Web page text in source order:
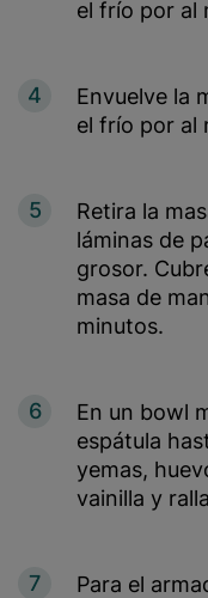
el frío por al
4
Envuelve la
el frío por al
5
Retira la
láminas de
grosor.
masa de
minutos.
6
En un bowl
espátula
yemas,
vainilla y
7
Para el